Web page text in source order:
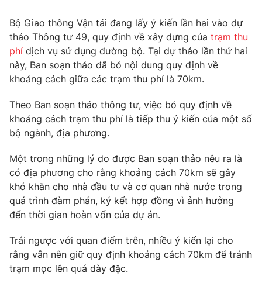
Thế giới đó đây
Câu chuyện quốc tế
Kinh tế
Tài chính
Thị trường
Dữ liệu và đời sống
Phim VTV
Hậu trường
Nhân vật
Khán giả
Giải sao mai
Giải trí
Âm nhạc
Sao
Đời sống
Du lịch
Làm đẹp
Giáo dục
Tuyển sinh
Học trực tuyến
Hitech Công nghệ tương lai
Sản phẩm
Giao lưu trực tuyến
Bộ Giao thông Vận tải đang lấy ý kiến lần hai vào dự
thảo Thông tư 49, quy định về xây dựng của trạm thu
phí dịch vụ sử dụng đường bộ. Tại dự thảo lần thứ hai
này, Ban soạn thảo đã bỏ nội dung quy định về
khoảng cách giữa các trạm thu phí là 70km.
Theo Ban soạn thảo thông tư, việc bỏ quy định về
khoảng cách trạm thu phí là tiếp thu ý kiến của một số
bộ ngành, địa phương.
Một trong những lý do được Ban soạn thảo nêu ra là
có địa phương cho rằng khoảng cách 70km sẽ gây
khó khăn cho nhà đầu tư và cơ quan nhà nước trong
quá trình đàm phán, ký kết hợp đồng vì ảnh hưởng
đến thời gian hoàn vốn của dự án.
Trái ngược với quan điểm trên, nhiều ý kiến lại cho
rằng vẫn nên giữ quy định khoảng cách 70km để tránh
trạm mọc lên quá dày đặc.